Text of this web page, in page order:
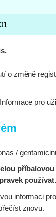
o změně
pro
/
používat.
informaci
znovu.